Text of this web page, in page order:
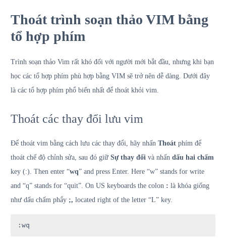
Thoát trình soạn thảo VIM bằng
tổ hợp phím
Trình soạn thảo Vim rất khó đối với người mới bắt đầu, nhưng khi bạn
học các tổ hợp phím phù hợp bằng VIM sẽ trở nên dễ dàng. Dưới đây
là các tổ hợp phím phổ biến nhất để thoát khỏi vim.
Thoát các thay đổi lưu vim
Để thoát vim bằng cách lưu các thay đổi, hãy nhấn Thoát phím để
thoát chế độ chỉnh sửa, sau đó giữ Sự thay đổi và nhấn dấu hai chấm
key (:). Then enter “wq” and press Enter. Here “w” stands for write
and “q” stands for “quit”. On US keyboards the colon : là khóa giống
như dấu chấm phẩy ;, located right of the letter “L” key.
:wq